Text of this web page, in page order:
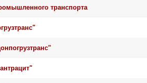
транспорта